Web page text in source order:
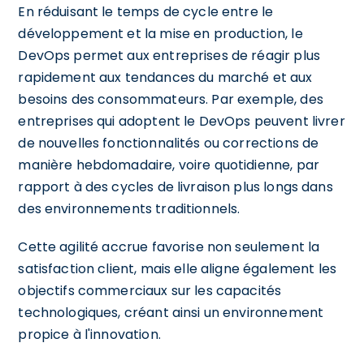
En réduisant le temps de cycle entre le
développement et la mise en production, le
DevOps permet aux entreprises de réagir plus
rapidement aux tendances du marché et aux
besoins des consommateurs. Par exemple, des
entreprises qui adoptent le DevOps peuvent livrer
de nouvelles fonctionnalités ou corrections de
manière hebdomadaire, voire quotidienne, par
rapport à des cycles de livraison plus longs dans
des environnements traditionnels.
Cette agilité accrue favorise non seulement la
satisfaction client, mais elle aligne également les
objectifs commerciaux sur les capacités
technologiques, créant ainsi un environnement
propice à l'innovation.